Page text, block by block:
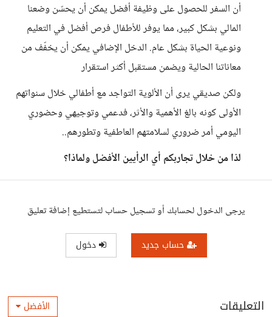
أن السفر للحصول على وظيفة أفضل يمكن أن يحسّن وضعنا
المالي بشكل كبير، مما يوفر للأطفال فرص أفضل في التعليم
ونوعية الحياة بشكل عام. الدخل الإضافي يمكن أن يخفّف من
معاناتنا الحالية ويضمن مستقبل أكثر استقرار
ولكن صديقي يرى أن الألوية التواجد مع أطفالي خلال سنواتهم
الأولى كونه بالغ الأهمية والأثر، فدعمي وتوجيهي وحضوري
اليومي أمر ضروري لسلامتهم العاطفية وتطورهم..
لذا من خلال تجاربكم أي الرأيين الأفضل ولماذا؟
يرجى الدخول لحسابك أو تسجيل حساب لتستطيع إضافة تعليق
حساب جديد دخول
التعليقات الأفضل